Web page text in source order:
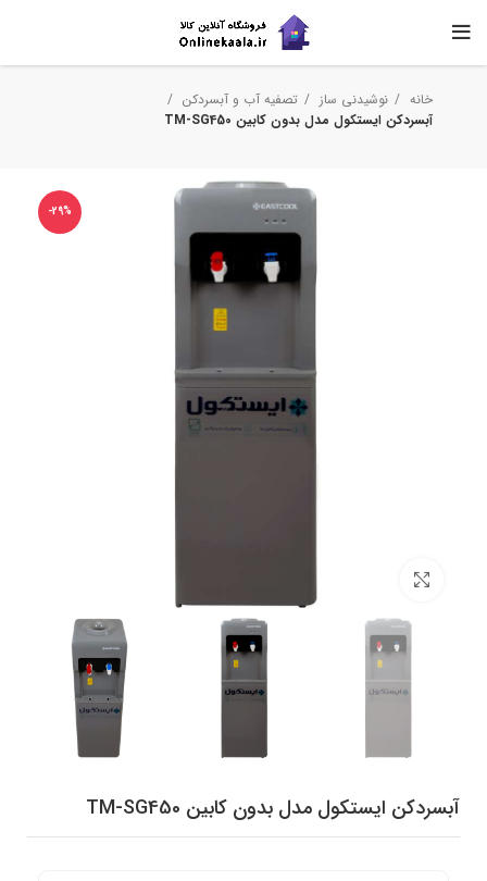
خانه نوشیدنی ساز
تصفیه آب و آبسردکن
آبسردکن ایستکول مدل بدون کابین TM-SG450
-29%
آبسردکن ایستکول مدل بدون کابین TM-SG450